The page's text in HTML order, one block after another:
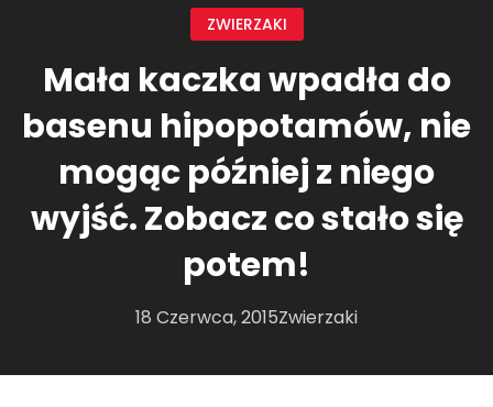
ZWIERZAKI
Mała kaczka wpadła do
basenu hipopotamów, nie
mogąc później z niego
wyjść. Zobacz co stało się
potem!
18 Czerwca, 2015Zwierzaki